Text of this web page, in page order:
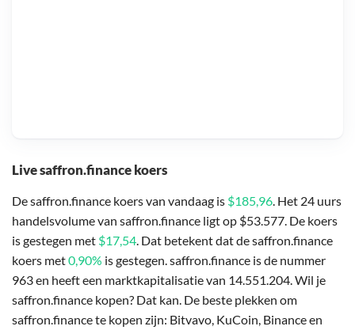
Live saffron.finance koers
De saffron.finance koers van vandaag is $185,96. Het 24 uurs
handelsvolume van saffron.finance ligt op $53.577. De koers
is gestegen met $17,54. Dat betekent dat de saffron.finance
koers met0,90% is gestegen. saffron.finance is de nummer
963 en heeft een marktkapitalisatie van 14.551.204. Wil je
saffron.finance kopen? Dat kan. De beste plekken om
saffron.finance te kopen zijn: Bitvavo, KuCoin, Binance en